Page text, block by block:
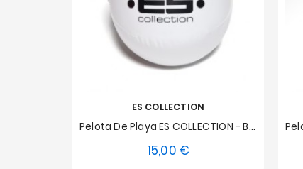
ES COLLECTION
Pelota De Playa ES COLLECTION - Blanco
15,00 €